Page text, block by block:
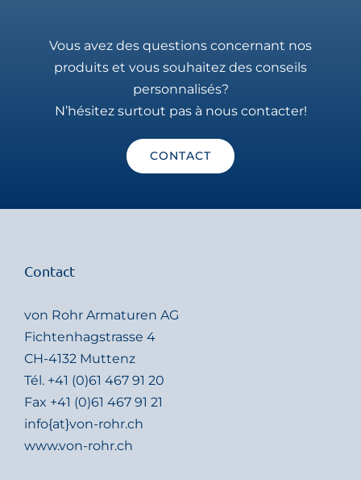
Vous avez des questions concernant nos
produits et vous souhaitez des conseils
personnalisés?
N’hésitez surtout pas à nous contacter!
CONTACT
Contact
von Rohr Armaturen AG
Fichtenhagstrasse 4
CH-4132 Muttenz
Tél. +41 (0)61 467 91 20
Fax +41 (0)61 467 91 21
info{at}von-rohr.ch
www.von-rohr.ch